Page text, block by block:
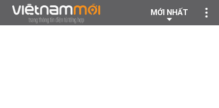
MỚI NHẤT